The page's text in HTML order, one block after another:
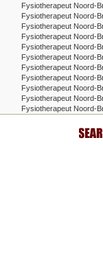
Fysiotherapeut Noord-
Fysiotherapeut Noord-
Fysiotherapeut Noord-
Fysiotherapeut Noord-
Fysiotherapeut Noord-
Fysiotherapeut Noord-
Fysiotherapeut Noord-
Fysiotherapeut Noord-
Fysiotherapeut Noord-
Fysiotherapeut Noord-
Fysiotherapeut Noord-